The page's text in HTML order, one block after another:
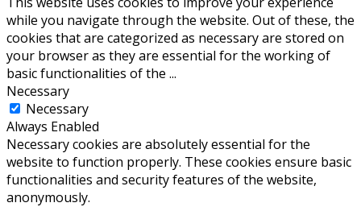
while you navigate through the website. Out of these, the
cookies that are categorized as necessary are stored on
your browser as they are essential for the working of
basic functionalities of the ...
Necessary
Necessary
Always Enabled
Necessary cookies are absolutely essential for the
website to function properly. These cookies ensure basic
functionalities and security features of the website,
anonymously.